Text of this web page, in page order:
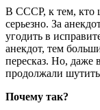
В СССР, к тем, кто
серьезно. За
угодить в
анекдот, тем
пересказ. Но, даже
продолжали шутить
Почему так?